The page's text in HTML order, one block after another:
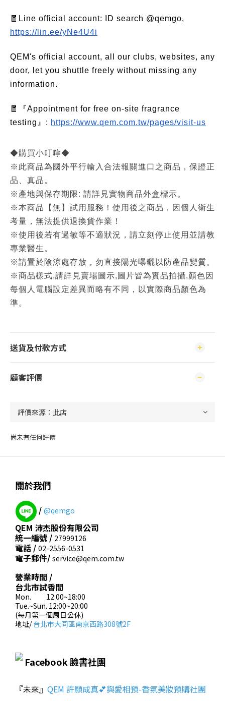
🧧Line official account: ID search @qemgo,
https://lin.ee/yNe4U4i
QEM's official account, all our clubs, websites, any
door, let you shuttle freely without missing any
information.
🧧『Appointment for free on-site fragrance
testing』: https://www.qem.com.tw/pages/visit-us
◆購買小叮嚀◆
※此商品為國外平行輸入合法報關進口之商品，保證正
品、真品。
※產地與保存期限: 請詳見實物商品外盒標示。
※本商品【無】試用服務！使用後之商品，因個人衛生
考量，無法提供退換貨作業！
※使用後若有過敏等不適狀況，請立刻停止使用並請教
專業醫生。
※請置於陰涼處存放，勿直接陽光曝曬以防產品變質。
※商品樣式,請詳見賣場圖示,圖片皆為實品拍攝,顏色因
每個人電腦設定差異而略有不同，以實際商品顏色為
準。
送貨及付款方式
顧客評價
尚未有任何評價
關於我們
/ @qemgo
QEM 沛杰股份有限公司
統一編號 / 27999126
電話 / 02-2556-0531
電子郵件/ service@qem.com.tw
營業時間 /
台北市試香間
Mon. 12:00~18:00
Tue.~Sun. 12:00~20:00
(每月第一個周日公休)
地址/台北市大同區南京西路308號2F
Facebook 臉書社團
『未來』 QEM 許願成真💕與愛相預-香氛美妝預購社團